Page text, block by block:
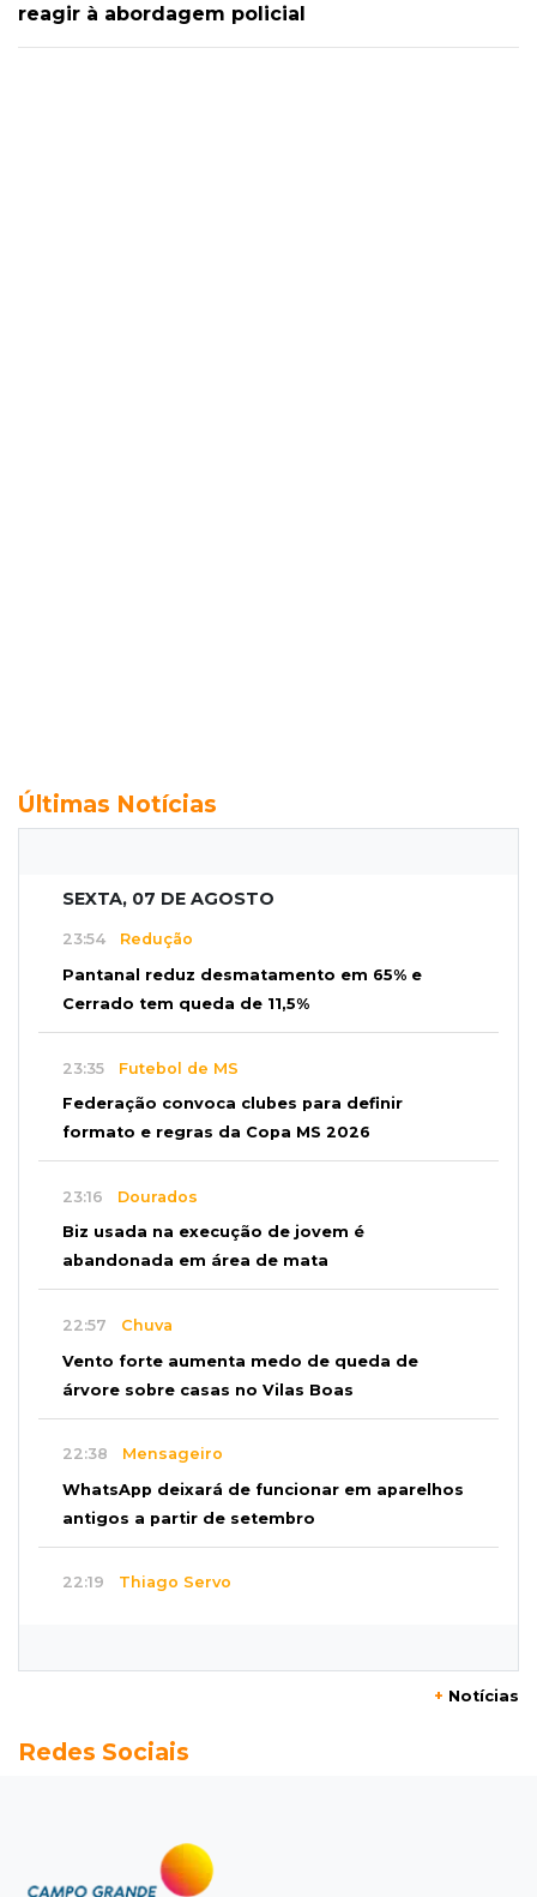
reagir à abordagem policial
Últimas Notícias
SEXTA, 07 DE AGOSTO
23:54 Redução
Pantanal reduz desmatamento em 65% e
Cerrado tem queda de 11,5%
23:35 Futebol de MS
Federação convoca clubes para definir
formato e regras da Copa MS 2026
23:16 Dourados
Biz usada na execução de jovem é
abandonada em área de mata
22:57 Chuva
Vento forte aumenta medo de queda de
árvore sobre casas no Vilas Boas
22:38 Mensageiro
WhatsApp deixará de funcionar em aparelhos
antigos a partir de setembro
22:19 Thiago Servo
Semana vai começar com 909 novas
Flagrante
Motorista atinge carro parado, perde
+ Notícias
Redes Sociais